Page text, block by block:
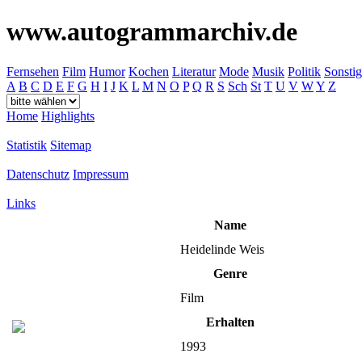
www.autogrammarchiv.de
Fernsehen Film Humor Kochen Literatur Mode Musik Politik
A B C D E F G H I J K L M N O P Q R S Sch St T U V WY Z
Home Highlights
Statistik Sitemap
Datenschutz Impressum
Links
Name
Heidelinde Weis
Genre
Film
Erhalten
1993